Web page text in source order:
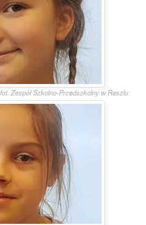
fot. Zespół Szkolno-Przedszkolny w Reszlu